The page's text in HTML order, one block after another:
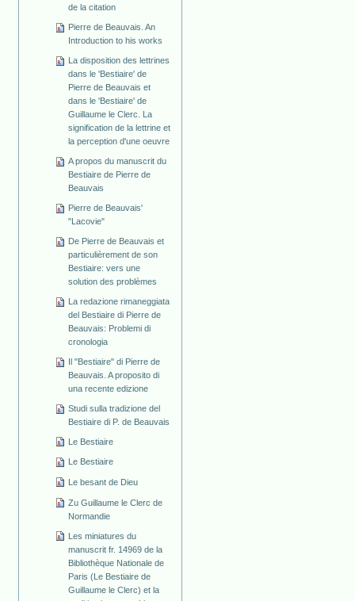
de la citation
Pierre de Beauvais. An
Introduction to his works
La disposition des lettrines
dans le 'Bestiaire' de
Pierre de Beauvais et
dans le 'Bestiaire' de
Guillaume le Clerc. La
signification de la lettrine et
la perception d'une oeuvre
A propos du manuscrit du
Bestiaire de Pierre de
Beauvais
Pierre de Beauvais'
"Lacovie"
De Pierre de Beauvais et
particulièrement de son
Bestiaire: vers une
solution des problèmes
La redazione rimaneggiata
del Bestiaire di Pierre de
Beauvais: Problemi di
cronologia
Il "Bestiaire" di Pierre de
Beauvais. A proposito di
una recente edizione
Studi sulla tradizione del
Bestiaire di P. de Beauvais
Le Bestiaire
Le Bestiaire
Le besant de Dieu
Zu Guillaume le Clerc de
Normandie
Les miniatures du
manuscrit fr. 14969 de la
Bibliothèque Nationale de
Paris (Le Bestiaire de
Guillaume le Clerc) et la